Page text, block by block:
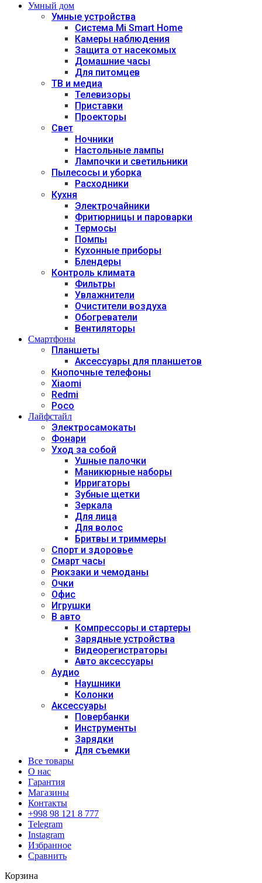
Умный дом
Умные устройства
Система Mi Smart Home
Камеры наблюдения
Защита от насекомых
Домашние часы
Для питомцев
ТВ и медиа
Телевизоры
Приставки
Проекторы
Свет
Ночники
Настольные лампы
Лампочки и светильники
Пылесосы и уборка
Расходники
Кухня
Электрочайники
Фритюрницы и пароварки
Термосы
Помпы
Кухонные приборы
Блендеры
Контроль климата
Фильтры
Увлажнители
Очистители воздуха
Обогреватели
Вентиляторы
Смартфоны
Планшеты
Аксессуары для планшетов
Кнопочные телефоны
Xiaomi
Redmi
Poco
Лайфстайл
Электросамокаты
Фонари
Уход за собой
Ушные палочки
Маникюрные наборы
Ирригаторы
Зубные щетки
Зеркала
Для лица
Для волос
Бритвы и триммеры
Спорт и здоровье
Смарт часы
Рюкзаки и чемоданы
Очки
Офис
Игрушки
В авто
Компрессоры и стартеры
Зарядные устройства
Видеорегистраторы
Авто аксессуары
Аудио
Наушники
Колонки
Аксессуары
Повербанки
Инструменты
Зарядки
Для съемки
Все товары
О нас
Гарантия
Магазины
Контакты
+998 98 121 8 777
Telegram
Instagram
Избранное
Сравнить
Корзина